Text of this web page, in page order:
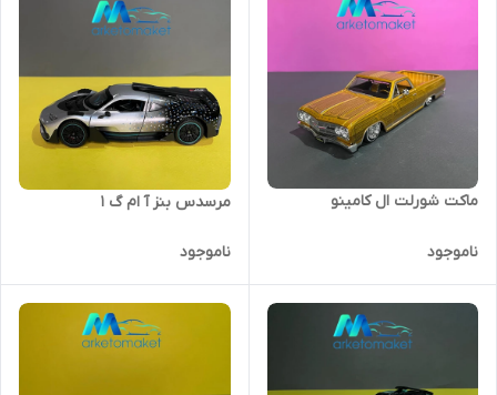
ماکت شورلت ال کامینو
ناموجود
مرسدس بنز آ ام گ 1
ناموجود